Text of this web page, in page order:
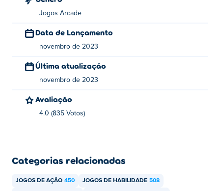
outros jogos em Poki:
Como posso jogar Rolling Jump
Você pode jogar Rolling Jump gratuitamente no Poki.
Posso jogar Rolling Jump em dispositivos
móveis e desktop?
Jogos Arcade
Data de Lançamento
novembro de 2023
Última atualização
novembro de 2023
Avaliação
4.0 (835 Votos)
Categorias relacionadas
JOGOS DE AÇÃO 450 JOGOS DE HABILIDADE 508